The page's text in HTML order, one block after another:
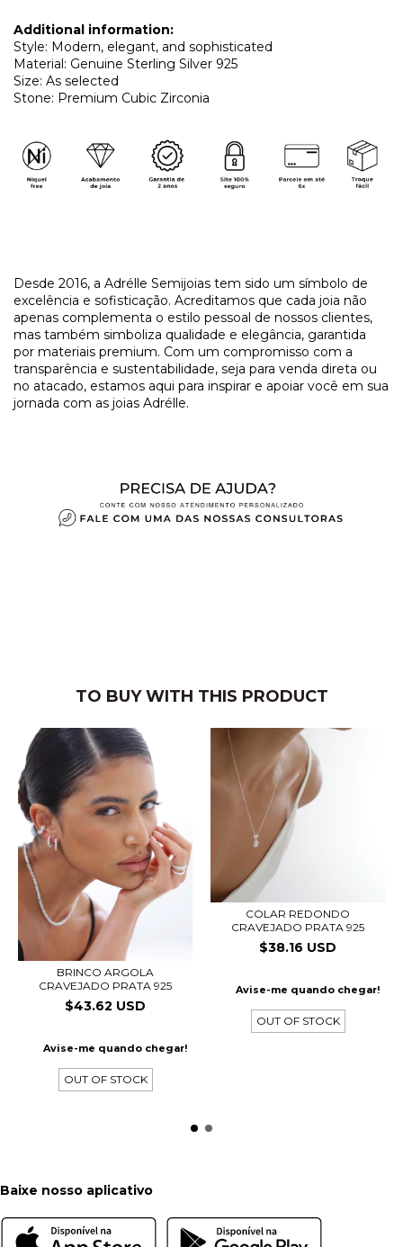
Additional information:
Style: Modern, elegant, and sophisticated
Material: Genuine Sterling Silver 925
Size: As selected
Stone: Premium Cubic Zirconia
​Desde 2016, a Adrélle Semijoias tem sido um símbolo de
excelência e sofisticação. Acreditamos que cada joia não
apenas complementa o estilo pessoal de nossos clientes,
mas também simboliza qualidade e elegância, garantida
por materiais premium. Com um compromisso com a
transparência e sustentabilidade, seja para venda direta ou
no atacado, estamos aqui para inspirar e apoiar você em sua
jornada com as joias Adrélle.
TO BUY WITH THIS PRODUCT
BRINCO ARGOLA
CRAVEJADO PRATA 925
$43.62 USD
Avise-me quando chegar!
OUT OF STOCK
COLAR REDONDO
CRAVEJADO PRATA 925
$38.16 USD
Avise-me quando chegar!
OUT OF STOCK
Baixe nosso aplicativo